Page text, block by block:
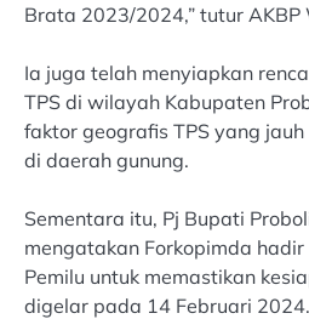
Brata 2023/2024,” tutur AKBP
Ia juga telah menyiapkan
TPS di wilayah Kabupaten
faktor geografis TPS yang
di daerah gunung.
Sementara itu, Pj Bupati
mengatakan Forkopimda
Pemilu untuk memastikan
digelar pada 14 Februari 2024.